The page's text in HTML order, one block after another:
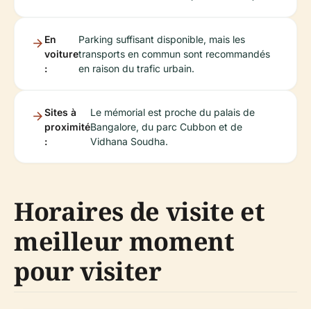
En
voiture
:
Parking suffisant disponible, mais les
transports en commun sont recommandés
en raison du trafic urbain.
Sites à
proximité
:
Le mémorial est proche du palais de
Bangalore, du parc Cubbon et de
Vidhana Soudha.
Horaires de visite et
meilleur moment
pour visiter